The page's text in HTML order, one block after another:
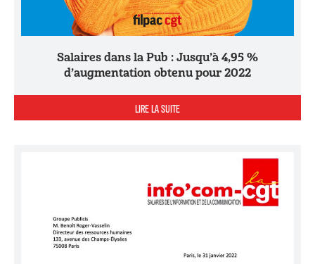
Salaires dans la Pub : Jusqu’à 4,95 %
d’augmentation obtenu pour 2022
LIRE LA SUITE